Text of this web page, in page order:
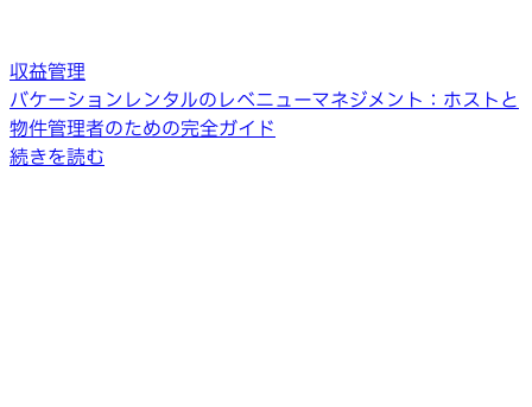
収益管理
バケーションレンタルのレベニューマネジメント：ホストと
物件管理者のための完全ガイド
続きを読む